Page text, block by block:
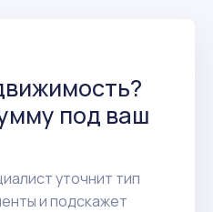
под ваш
уточнит тип
и подскажет